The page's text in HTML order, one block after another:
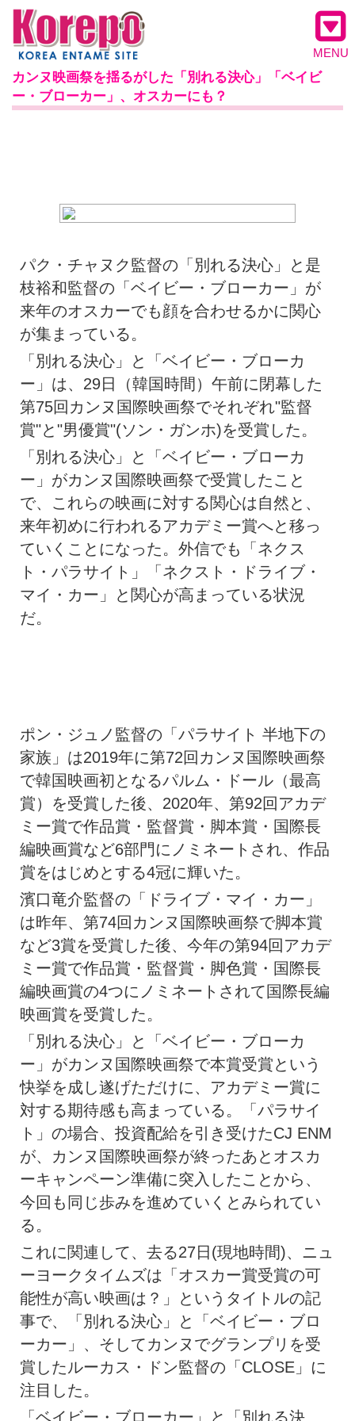
MENU
カンヌ映画祭を揺るがした「別れる決心」「ベイビ
ー・ブローカー」、オスカーにも？
パク・チャヌク監督の「別れる決心」と是
枝裕和監督の「ベイビー・ブローカー」が
来年のオスカーでも顔を合わせるかに関心
が集まっている。
「別れる決心」と「ベイビー・ブローカ
ー」は、29日（韓国時間）午前に閉幕した
第75回カンヌ国際映画祭でそれぞれ"監督
賞"と"男優賞"(ソン・ガンホ)を受賞した。
「別れる決心」と「ベイビー・ブローカ
ー」がカンヌ国際映画祭で受賞したこと
で、これらの映画に対する関心は自然と、
来年初めに行われるアカデミー賞へと移っ
ていくことになった。外信でも「ネクス
ト・パラサイト」「ネクスト・ドライブ・
マイ・カー」と関心が高まっている状況
だ。
ポン・ジュノ監督の「パラサイト 半地下の
家族」は2019年に第72回カンヌ国際映画祭
で韓国映画初となるパルム・ドール（最高
賞）を受賞した後、2020年、第92回アカデ
ミー賞で作品賞・監督賞・脚本賞・国際長
編映画賞など6部門にノミネートされ、作品
賞をはじめとする4冠に輝いた。
濱口竜介監督の「ドライブ・マイ・カー」
は昨年、第74回カンヌ国際映画祭で脚本賞
など3賞を受賞した後、今年の第94回アカデ
ミー賞で作品賞・監督賞・脚色賞・国際長
編映画賞の4つにノミネートされて国際長編
映画賞を受賞した。
「別れる決心」と「ベイビー・ブローカ
ー」がカンヌ国際映画祭で本賞受賞という
快挙を成し遂げただけに、アカデミー賞に
対する期待感も高まっている。「パラサイ
ト」の場合、投資配給を引き受けたCJ ENM
が、カンヌ国際映画祭が終ったあとオスカ
ーキャンペーン準備に突入したことから、
今回も同じ歩みを進めていくとみられてい
る。
これに関連して、去る27日(現地時間)、ニュ
ーヨークタイムズは「オスカー賞受賞の可
能性が高い映画は？」というタイトルの記
事で、「別れる決心」と「ベイビー・ブロ
ーカー」、そしてカンヌでグランプリを受
賞したルーカス・ドン監督の「CLOSE」に
注目した。
「ベイビー・ブローカー」と「別れる決